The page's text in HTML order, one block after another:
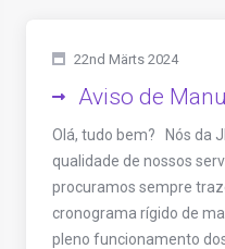
22nd Märts 2024
Aviso de
Olá, tudo bem? Nós da
qualidade de nossos
procuramos sempre
cronograma rígido de
pleno funcionamento